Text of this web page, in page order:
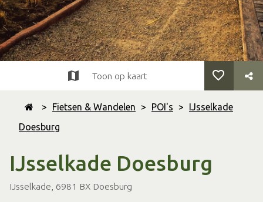
> Fietsen & Wandelen > POI's >
IJsselkade
Doesburg
IJsselkade Doesburg
IJsselkade, 6981 BX Doesburg
Toon op kaart